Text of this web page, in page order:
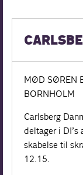
MØD SØREN
BORNHOLM
Carlsberg
deltager i DI’s
skabelse til
12.15.